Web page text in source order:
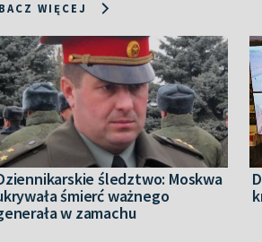
WIĘCEJ
śledztwo: Moskwa
śmierć ważnego
w zamachu